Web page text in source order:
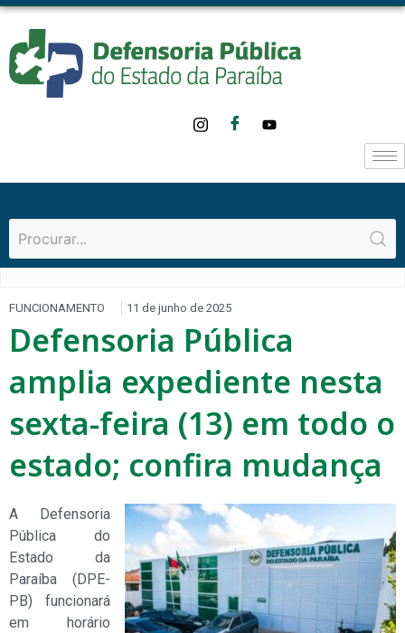
FUNCIONAMENTO 11 de junho de 2025
Defensoria Pública
amplia expediente nesta
sexta-feira (13) em todo o
estado; confira mudança
A Defensoria
Pública do
Estado da
Paraíba (DPE-
PB) funcionará
em horário